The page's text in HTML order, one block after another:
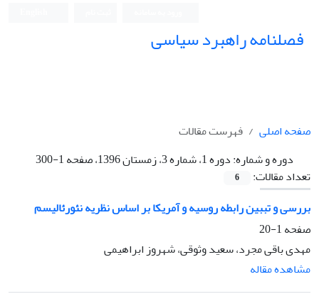
فصلنامه راهبرد سیاسی
صفحه اصلی
فهرست مقالات
دوره و شماره:دوره 1، شماره 3، زمستان 1396، صفحه 1-300
تعداد مقالات:
6
بررسی و تببین رابطه روسیه و آمریکا بر اساس نظریه نئورئالیسم
صفحه1-20
مهدی باقی مجرد، سعید وثوقی، شهروز ابراهیمی
مشاهده مقاله